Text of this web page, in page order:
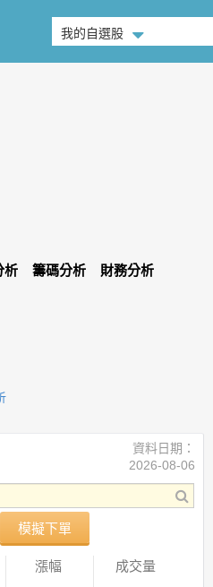
我的自選股
析 籌碼分析 財務分析
模擬下單
資料日期：
2026-08-06
漲幅
成交量